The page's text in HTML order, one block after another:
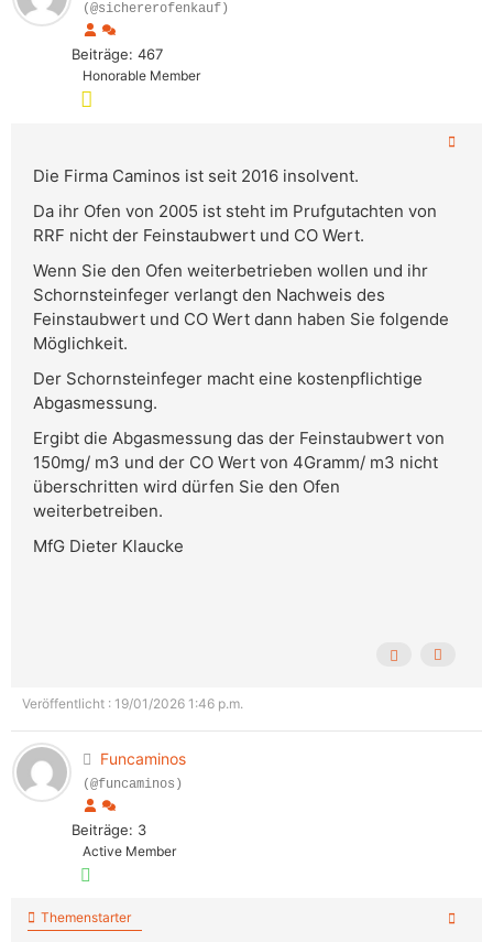
(@sichererofenkauf)
Beiträge: 467
Honorable Member
Die Firma Caminos ist seit 2016 insolvent.
Da ihr Ofen von 2005 ist steht im Prufgutachten von
RRF nicht der Feinstaubwert und CO Wert.
Wenn Sie den Ofen weiterbetrieben wollen und ihr
Schornsteinfeger verlangt den Nachweis des
Feinstaubwert und CO Wert dann haben Sie folgende
Möglichkeit.
Der Schornsteinfeger macht eine kostenpflichtige
Abgasmessung.
Ergibt die Abgasmessung das der Feinstaubwert von
150mg/ m3 und der CO Wert von 4Gramm/ m3 nicht
überschritten wird dürfen Sie den Ofen
weiterbetreiben.
MfG Dieter Klaucke
Veröffentlicht : 19/01/2026 1:46 p.m.
Funcaminos
(@funcaminos)
Beiträge: 3
Active Member
Themenstarter